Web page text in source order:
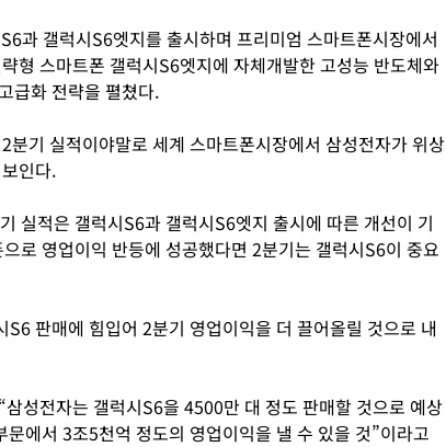
과 갤럭시S6엣지를 출시하며 프리미엄 스마트폰시장에서
형 스마트폰 갤럭시S6엣지에 자체개발한 고성능 반도체와
급화 전략을 펼쳤다.
분기 실적이야말로 세계 스마트폰시장에서 삼성전자가 위상
인다.
실적은 갤럭시S6과 갤럭시S6엣지 출시에 따른 개선이 기
로 영업이익 반등에 성공했다면 2분기는 갤럭시S6이 중요
S6 판매에 힘입어 2분기 영업이익을 더 끌어올릴 것으로 내
성전자는 갤럭시S6을 4500만 대 정도 판매할 것으로 예상
에서 3조5천억 정도의 영업이익을 낼 수 있을 것”이라고